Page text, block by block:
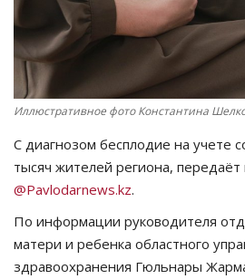
Чек-лист
РАЗВЛЕЧЕНИЯ
OFFICIAL
Курултай
Язык
Қазақша Русский
Иллюстративное фото Константина
С диагнозом бесплодие на учете
тысяч жителей региона,
@Pavlodarnews.kz.
По информации руководителя
матери и ребенка областного
здравоохранения Гюльнары